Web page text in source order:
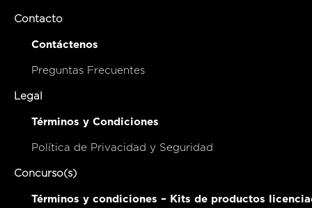
Contacto
Contáctenos
Preguntas Frecuentes
Legal
Términos y Condiciones
Política de Privacidad y Seguridad
Concurso(s)
Términos y condiciones – Kits de productos